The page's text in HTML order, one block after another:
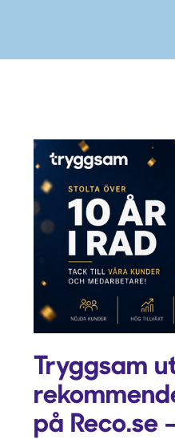
Tryggsam
på Reco.se